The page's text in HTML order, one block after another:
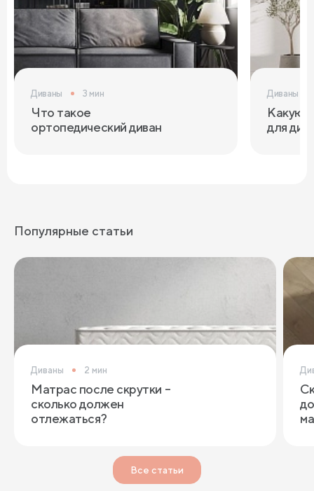
Диваны 3 мин
Что такое
ортопедический диван
Диваны
Какую
для
Популярные статьи
Диваны 2 мин
Матрас после скрутки –
сколько должен
отлежаться?
Все статьи